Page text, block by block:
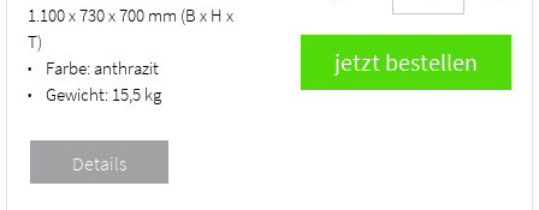
1.100 x 730 x 700 mm (B x H x
T)
• Farbe: anthrazit
• Gewicht: 15,5 kg